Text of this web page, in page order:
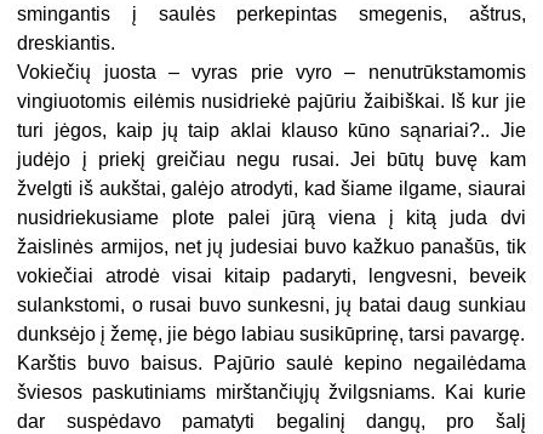
smingantis į saulės perkepintas smegenis, aštrus,
dreskiantis.
Vokiečių juosta – vyras prie vyro – nenutrūkstamomis
vingiuotomis eilėmis nusidriekė pajūriu žaibiškai. Iš kur jie
turi jėgos, kaip jų taip aklai klauso kūno sąnariai?.. Jie
judėjo į priekį greičiau negu rusai. Jei būtų buvę kam
žvelgti iš aukštai, galėjo atrodyti, kad šiame ilgame, siaurai
nusidriekusiame plote palei jūrą viena į kitą juda dvi
žaislinės armijos, net jų judesiai buvo kažkuo panašūs, tik
vokiečiai atrodė visai kitaip padaryti, lengvesni, beveik
sulankstomi, o rusai buvo sunkesni, jų batai daug sunkiau
dunksėjo į žemę, jie bėgo labiau susikūprinę, tarsi pavargę.
Karštis buvo baisus. Pajūrio saulė kepino negailėdama
šviesos paskutiniams mirštančiųjų žvilgsniams. Kai kurie
dar suspėdavo pamatyti begalinį dangų, pro šalį